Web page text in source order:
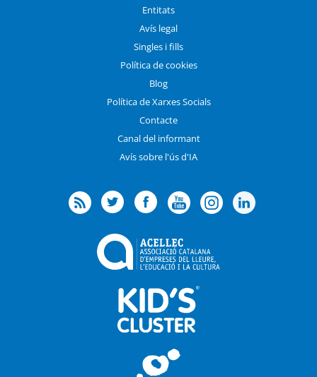
Entitats
Avís legal
Singles i fills
Política de cookies
Blog
Política de Xarxes Socials
Contacte
Canal del informant
Avís sobre l'ús d'IA